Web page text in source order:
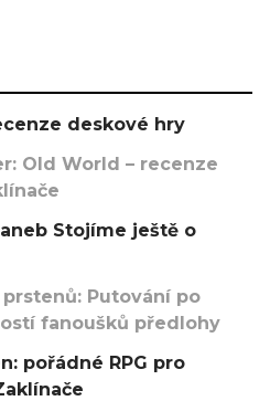
deskové hry
Old World – recenze
Stojíme ještě o
Putování po
fanoušků předlohy
pořádné RPG pro